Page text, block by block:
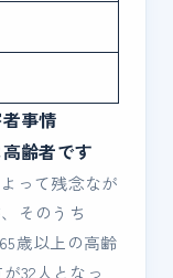
事情
齢者です
って残念なが
そのうち
歳以上の高齢
32人となっ